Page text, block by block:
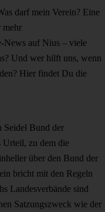
darf mein Verein? Eine
mehr
News auf Nius – viele
Und wer hilft uns, wenn
Hier findet Du die
Seidel Bund der
Urteil, zu dem die
über den Bund der
bricht mit den Regeln
Landesverbände sind
Satzungszweck wie der